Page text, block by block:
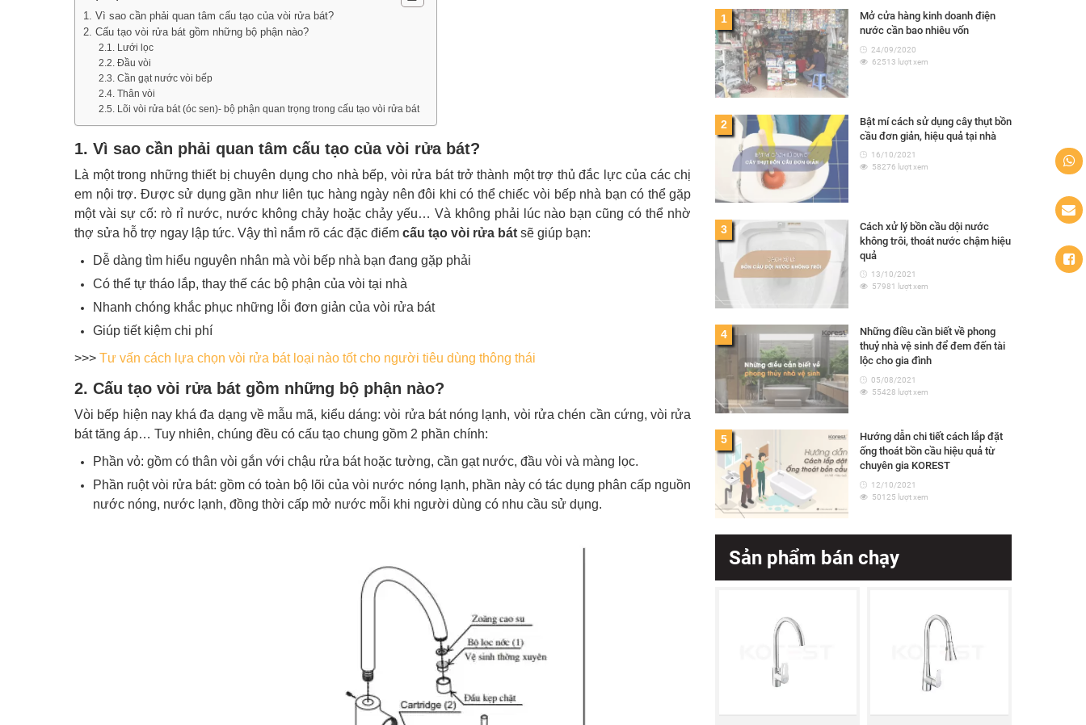
1. Vì sao cần phải quan tâm cấu tạo của vòi rửa bát?
2. Cấu tạo vòi rửa bát gồm những bộ phận nào?
2.1. Lưới lọc
2.2. Đầu vòi
2.3. Cần gạt nước vòi bếp
2.4. Thân vòi
2.5. Lõi vòi rửa bát (óc sen)- bộ phận quan trọng trong cấu tạo vòi rửa bát
1. Vì sao cần phải quan tâm cấu tạo của vòi rửa bát?
Là một trong những thiết bị chuyên dụng cho nhà bếp, vòi rửa bát trở thành một trợ thủ đắc lực của các chị
em nội trợ. Được sử dụng gần như liên tục hàng ngày nên đôi khi có thể chiếc vòi bếp nhà bạn có thể gặp
một vài sự cố: rò rỉ nước, nước không chảy hoặc chảy yếu… Và không phải lúc nào bạn cũng có thể nhờ
thợ sửa hỗ trợ ngay lập tức. Vậy thì nắm rõ các đặc điểm cấu tạo vòi rửa bát sẽ giúp bạn:
Dễ dàng tìm hiểu nguyên nhân mà vòi bếp nhà bạn đang gặp phải
Có thể tự tháo lắp, thay thế các bộ phận của vòi tại nhà
Nhanh chóng khắc phục những lỗi đơn giản của vòi rửa bát
Giúp tiết kiệm chi phí
>>> Tư vấn cách lựa chọn vòi rửa bát loại nào tốt cho người tiêu dùng thông thái
2. Cấu tạo vòi rửa bát gồm những bộ phận nào?
Vòi bếp hiện nay khá đa dạng về mẫu mã, kiểu dáng: vòi rửa bát nóng lạnh, vòi rửa chén cần cứng, vòi rửa
bát tăng áp… Tuy nhiên, chúng đều có cấu tạo chung gồm 2 phần chính:
Phần vỏ: gồm có thân vòi gắn với chậu rửa bát hoặc tường, cần gạt nước, đầu vòi và màng lọc.
Phần ruột vòi rửa bát: gồm có toàn bộ lõi của vòi nước nóng lạnh, phần này có tác dụng phân cấp nguồn
nước nóng, nước lạnh, đồng thời cấp mở nước mỗi khi người dùng có nhu cầu sử dụng.
1
Mở cửa hàng kinh doanh điện
nước cần bao nhiêu vốn
24/09/2020
62513 lượt xem
2
Bật mí cách sử dụng cây thụt bồn
cầu đơn giản, hiệu quả tại nhà
16/10/2021
58276 lượt xem
3
Cách xử lý bồn cầu dội nước
không trôi, thoát nước chậm hiệu
quả
13/10/2021
57981 lượt xem
4
Những điều cần biết về phong
thuỷ nhà vệ sinh để đem đến tài
lộc cho gia đình
05/08/2021
55428 lượt xem
5
Hướng dẫn chi tiết cách lắp đặt
ống thoát bồn cầu hiệu quả từ
chuyên gia KOREST
12/10/2021
50125 lượt xem
Sản phẩm bán chạy